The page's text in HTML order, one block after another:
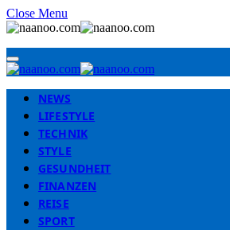
Close Menu
NEWS
LIFESTYLE
TECHNIK
STYLE
GESUNDHEIT
FINANZEN
REISE
SPORT